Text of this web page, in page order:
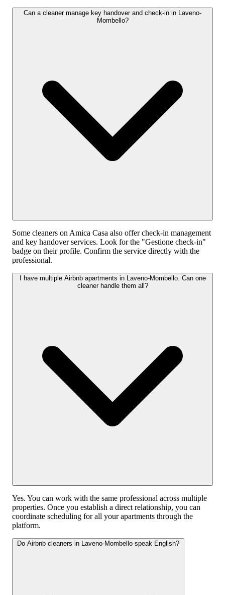
Can a cleaner manage key handover and check-in in Laveno-
Mombello?
Some cleaners on Amica Casa also offer check-in management
and key handover services. Look for the "Gestione check-in"
badge on their profile. Confirm the service directly with the
professional.
I have multiple Airbnb apartments in Laveno-Mombello. Can one
cleaner handle them all?
Yes. You can work with the same professional across multiple
properties. Once you establish a direct relationship, you can
coordinate scheduling for all your apartments through the
platform.
Do Airbnb cleaners in Laveno-Mombello speak English?